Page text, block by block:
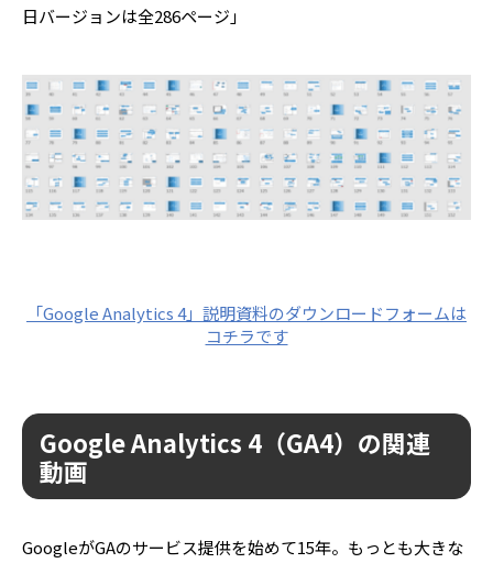
日バージョンは全286ページ」
「Google Analytics 4」説明資料のダウンロードフォームは
コチラです
Google Analytics 4（GA4）の関連
動画
GoogleがGAのサービス提供を始めて15年。もっとも大きな